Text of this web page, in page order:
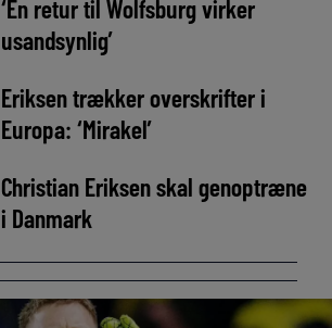
‘En retur til Wolfsburg virker
usandsynlig’
Eriksen trækker overskrifter i
Europa: ‘Mirakel’
Christian Eriksen skal genoptræne
i Danmark